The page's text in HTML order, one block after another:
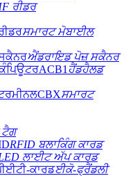
ਰੀਡਰ
ਸਮਾਰਟ ਮੋਬਾਈਲ
ਐਂਡਰਾਇਡ ਪੋਜ਼ ਸਕੈਨਰ
ਹੈਂਡਹੈਲਡ
ਸਮਾਰਟ
ਟੈਗ
RFID ਬਲਾਕਿੰਗ ਕਾਰਡ
ਲਾਈਟ ਅੱਪ ਕਾਰਡ
ਈਕੋ-ਫ੍ਰੈਂਡਲੀ